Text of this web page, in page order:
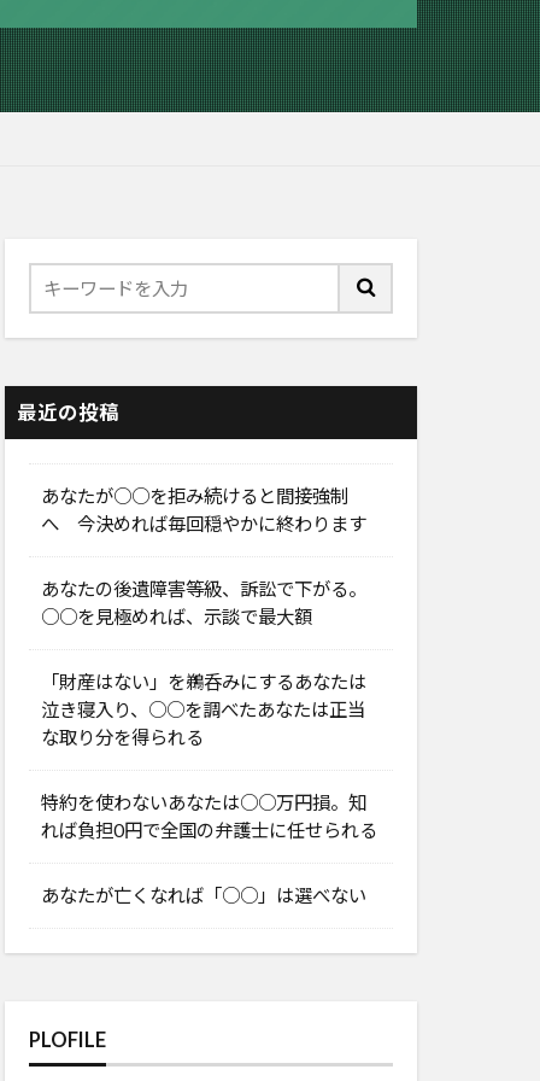
最近の投稿
あなたが○○を拒み続けると間接強制
へ 今決めれば毎回穏やかに終わります
あなたの後遺障害等級、訴訟で下がる。
○○を見極めれば、示談で最大額
「財産はない」を鵜呑みにするあなたは
泣き寝入り、○○を調べたあなたは正当
な取り分を得られる
特約を使わないあなたは○○万円損。知
れば負担0円で全国の弁護士に任せられる
あなたが亡くなれば「○○」は選べない
PLOFILE